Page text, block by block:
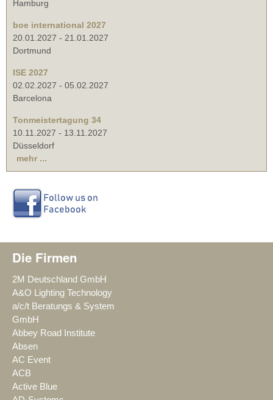
Hamburg
boe international 2027
20.01.2027 - 21.01.2027
Dortmund
ISE 2027
02.02.2027 - 05.02.2027
Barcelona
Tonmeistertagung 34
10.11.2027 - 13.11.2027
Düsseldorf
mehr ...
Die Firmen
2M Deutschland GmbH
A&O Lighting Technology
a/c/t Beratungs & System
GmbH
Abbey Road Institute
Absen
AC Event
ACB
Active Blue